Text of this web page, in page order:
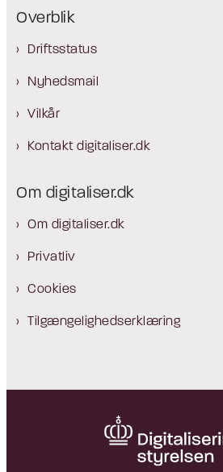
Overblik
Driftsstatus
Nyhedsmail
Vilkår
Kontakt digitaliser.dk
Om digitaliser.dk
Om digitaliser.dk
Privatliv
Cookies
Tilgængelighedserklæring